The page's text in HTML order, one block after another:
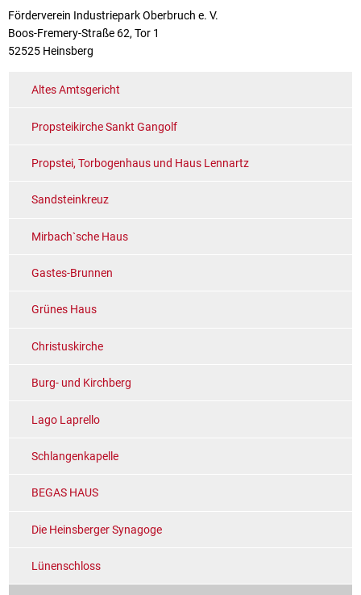
Förderverein Industriepark Oberbruch e. V.
Boos-Fremery-Straße 62, Tor 1
52525 Heinsberg
Altes Amtsgericht
Propsteikirche Sankt Gangolf
Propstei, Torbogenhaus und Haus Lennartz
Sandsteinkreuz
Mirbach`sche Haus
Gastes-Brunnen
Grünes Haus
Christuskirche
Burg- und Kirchberg
Lago Laprello
Schlangenkapelle
BEGAS HAUS
Die Heinsberger Synagoge
Lünenschloss